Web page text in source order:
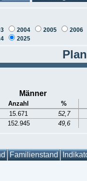
2004 2005
2006
2025
Männer
Anzahl
%
15.671
52,7
152.945 49,6
Familienstand